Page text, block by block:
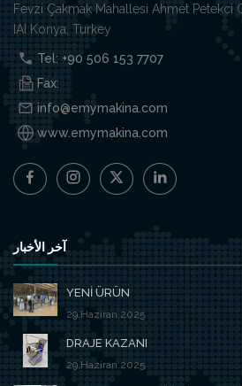
Fevzi Çakmak Mahallesi Ahmet Petekci
IAI Konya, Turkey
Tel: +90 506 153 7707
Fax:
info@emymakina.com
www.emymakina.com
آخر الأخبار
YENİ ÜRÜN
29.Haziran.2025
DRAJE KAZANI
29.Haziran.2025